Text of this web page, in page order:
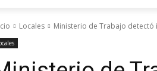
Locales Ministerio de Trabajo detectó